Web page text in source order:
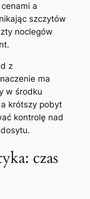
a
szczytów
noclegów
z
ma
w środku
krótszy pobyt
kontrolę nad
czas